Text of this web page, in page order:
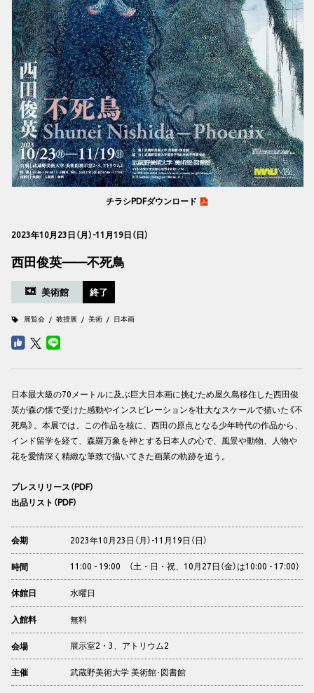
チラシPDFダウンロード
2023年10月23日（月）-11月19日（日）
西田俊英——不死鳥
美術館 終了
展覧会 教授展 美術 日本画
日本最大級の70メートルに及ぶ巨大日本画に挑むため屋久島移住した西田俊
英が森の懐で受けた感動やインスピレーションを壮大なスケールで描いた《不
死鳥》。本展では、この作品を核に、西田の原点となる少年時代の作品から、
インド留学を経て、森羅万象を神とする日本人の心で、風景や動物、人物や
花を愛情深く精緻な筆致で描いてきた画業の軌跡を追う。
プレスリリース（PDF）
出品リスト（PDF）
会期 2023年10月23日（月）-11月19日（日）
時間 11:00 - 19:00 （土・日・祝、10月27日（金）は10:00 - 17:00）
休館日 水曜日
入館料 無料
会場 展示室2・3、アトリウム2
主催 武蔵野美術大学 美術館･図書館